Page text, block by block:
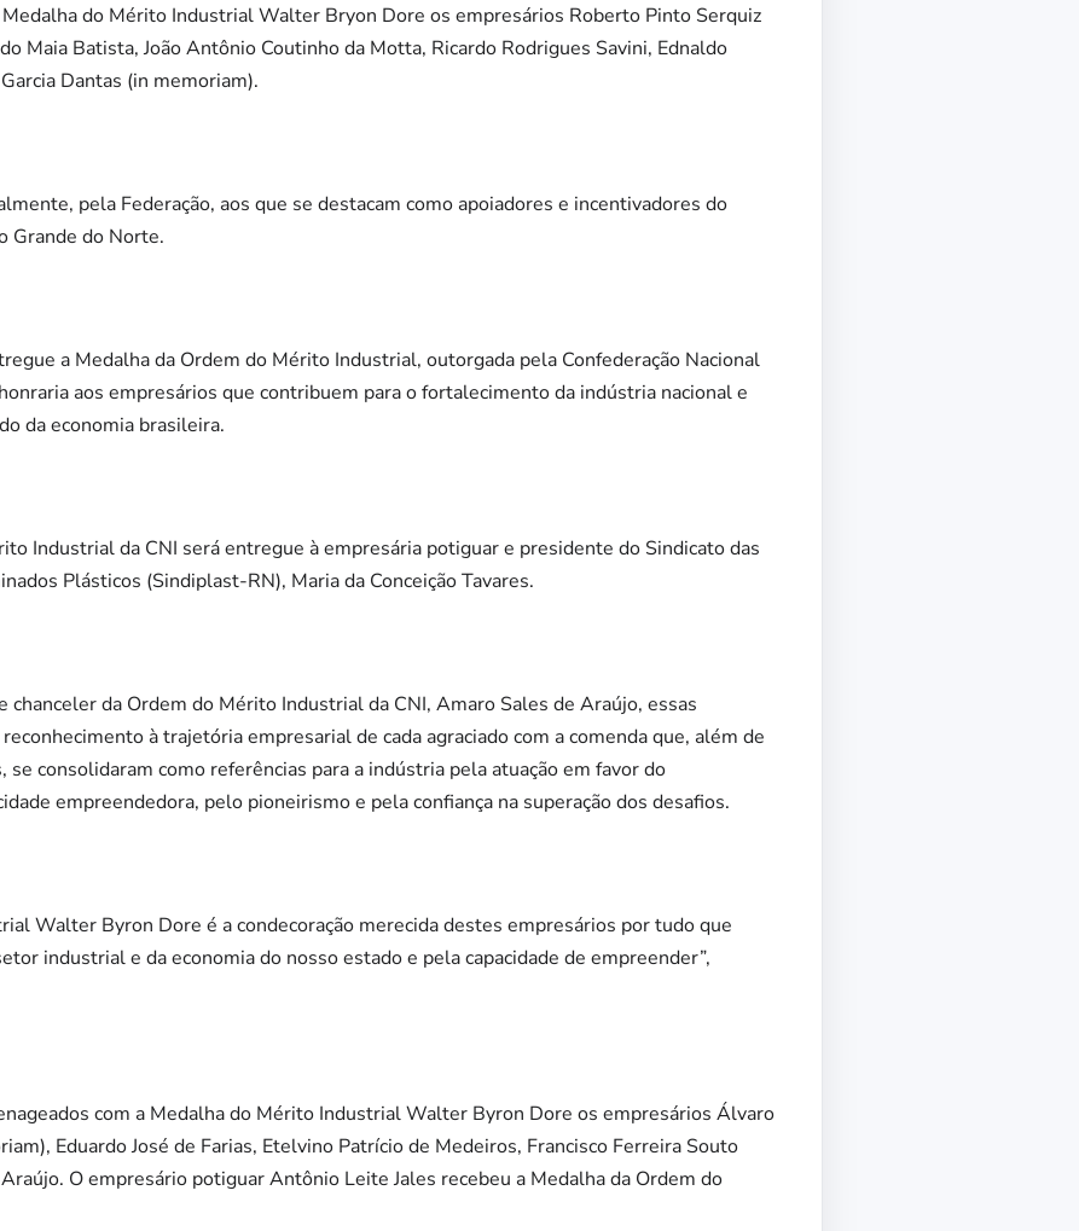
Medalha do Mérito Industrial Walter Bryon Dore os empresários Roberto Pinto Serquiz
Maia Batista, João Antônio Coutinho da Motta, Ricardo Rodrigues Savini, Ednaldo
Dantas (in memoriam).
pela Federação, aos que se destacam como apoiadores e incentivadores do
Grande do Norte.
a Medalha da Ordem do Mérito Industrial, outorgada pela Confederação Nacional
aos empresários que contribuem para o fortalecimento da indústria nacional e
da economia brasileira.
Industrial da CNI será entregue à empresária potiguar e presidente do Sindicato das
Plásticos (Sindiplast-RN), Maria da Conceição Tavares.
chanceler da Ordem do Mérito Industrial da CNI, Amaro Sales de Araújo, essas
à trajetória empresarial de cada agraciado com a comenda que, além de
se consolidaram como referências para a indústria pela atuação em favor do
empreendedora, pelo pioneirismo e pela confiança na superação dos desafios.
Walter Byron Dore é a condecoração merecida destes empresários por tudo que
industrial e da economia do nosso estado e pela capacidade de empreender”,
com a Medalha do Mérito Industrial Walter Byron Dore os empresários Álvaro
Eduardo José de Farias, Etelvino Patrício de Medeiros, Francisco Ferreira Souto
O empresário potiguar Antônio Leite Jales recebeu a Medalha da Ordem do